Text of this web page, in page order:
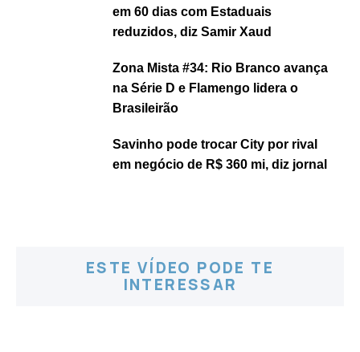
em 60 dias com Estaduais
reduzidos, diz Samir Xaud
Zona Mista #34: Rio Branco avança
na Série D e Flamengo lidera o
Brasileirão
Savinho pode trocar City por rival
em negócio de R$ 360 mi, diz jornal
ESTE VÍDEO PODE TE
INTERESSAR